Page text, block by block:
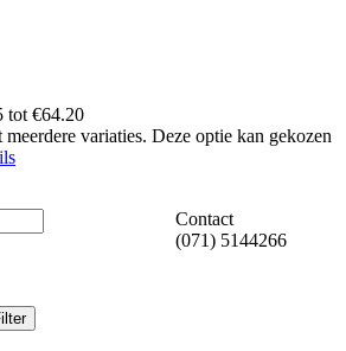
tot €64.20
variaties. Deze optie kan gekozen
Contact
(071) 5144266